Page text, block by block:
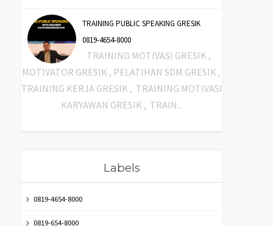
TRAINING PUBLIC SPEAKING GRESIK
0819-4654-8000
TRAINING MOTIVASI GRESIK ,
MOTIVATOR GRESIK , PELATIHAN SDM GRESIK ,
TRAINING KERJA GRESIK , TRAINING MOTIVASI
KARYAWAN GRESIK , TRAIN...
Labels
0819-4654-8000
0819-654-8000